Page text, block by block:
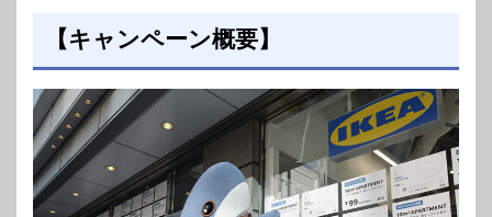
【キャンペーン概要】